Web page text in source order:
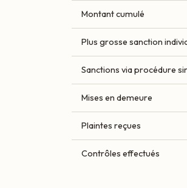
Montant cumulé
Plus grosse sanction
Sanctions via procédure
Mises en demeure
Plaintes reçues
Contrôles effectués